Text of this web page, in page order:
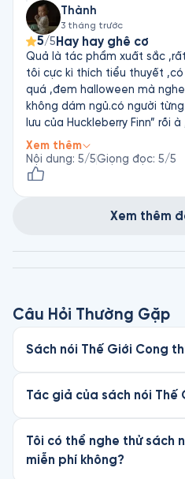
Thành
3 tháng trước
5/5 Hay hay ghê cơ
Quả là tác phẩm xuất sắc
tôi cực kì thích tiểu thuyết ,có
quá ,đem halloween mà
không dám ngủ.có người
lưu của Huckleberry Finn” rồi
nhưng giờ tìm mãi cx chẳng
fonos có cuốn sách này
Xem thêm
Nội dung: 5/5Giọng đọc: 5/5
Xem thêm
Câu Hỏi Thường Gặp
Sách nói Thế Giới Cong
Tác giả của sách nói Thế
Tôi có thể nghe thử sách
miễn phí không?